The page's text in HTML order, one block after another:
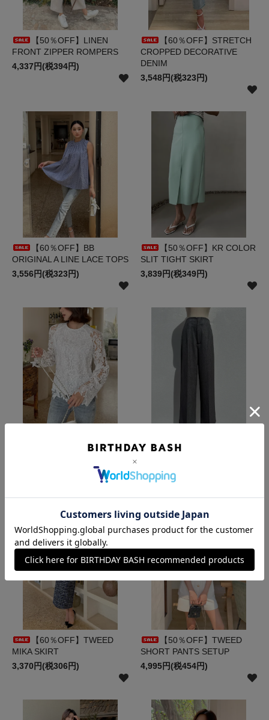
【50％OFF】LINEN
FRONT ZIPPER ROMPERS
4,337円(税394円)
【60％OFF】STRETCH
CROPPED DECORATIVE
DENIM
3,548円(税323円)
【60％OFF】BB
ORIGINAL A LINE LACE TOPS
3,556円(税323円)
【50％OFF】KR COLOR
SLIT TIGHT SKIRT
3,839円(税349円)
【50%OFF】CHEMICAL
【50％OFF】HIGH
4,885円(税444円)
【60％OFF】TWEED
MIKA SKIRT
3,370円(税306円)
【50％OFF】TWEED
SHORT PANTS SETUP
4,995円(税454円)